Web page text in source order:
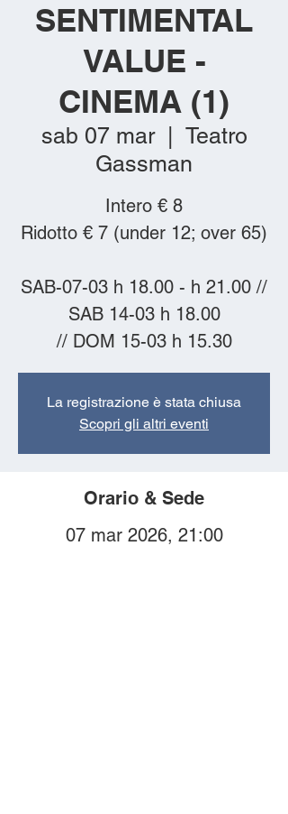
SENTIMENTAL
VALUE -
CINEMA (1)
sab 07 mar
  |
Teatro
Gassman
Intero € 8
Ridotto € 7 (under 12; over 65)
SAB-07-03 h 18.00 - h 21.00 //
SAB 14-03 h 18.00
// DOM 15-03 h 15.30
La registrazione è stata chiusa
Scopri gli altri eventi
Orario & Sede
07 mar 2026, 21:00